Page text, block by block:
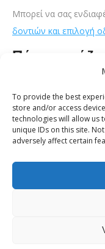
To provide the best
store and/or access
technologies will allow us
unique IDs on this site.
adversely affect certain
Μπορεί να σας
δοντιών και επιλογή
Πότε
απονεύρωση
Η θεραπεία για ένα
και την κατεύθυνση
περιστατικά την ίδια
αν έχει
εσωτερικό του.
Όταν η ρωγμή είναι
να αρκεί ένα